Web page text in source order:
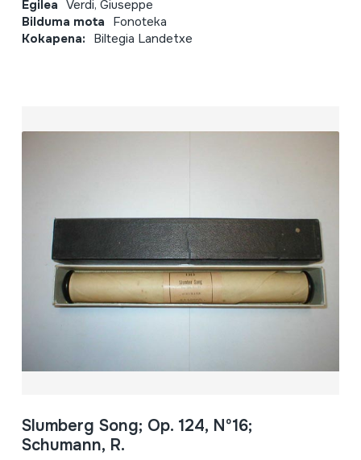
Egilea Verdi, Giuseppe
Bilduma mota Fonoteka
Kokapena: Biltegia Landetxe
Slumberg Song; Op. 124, Nº16;
Schumann, R.